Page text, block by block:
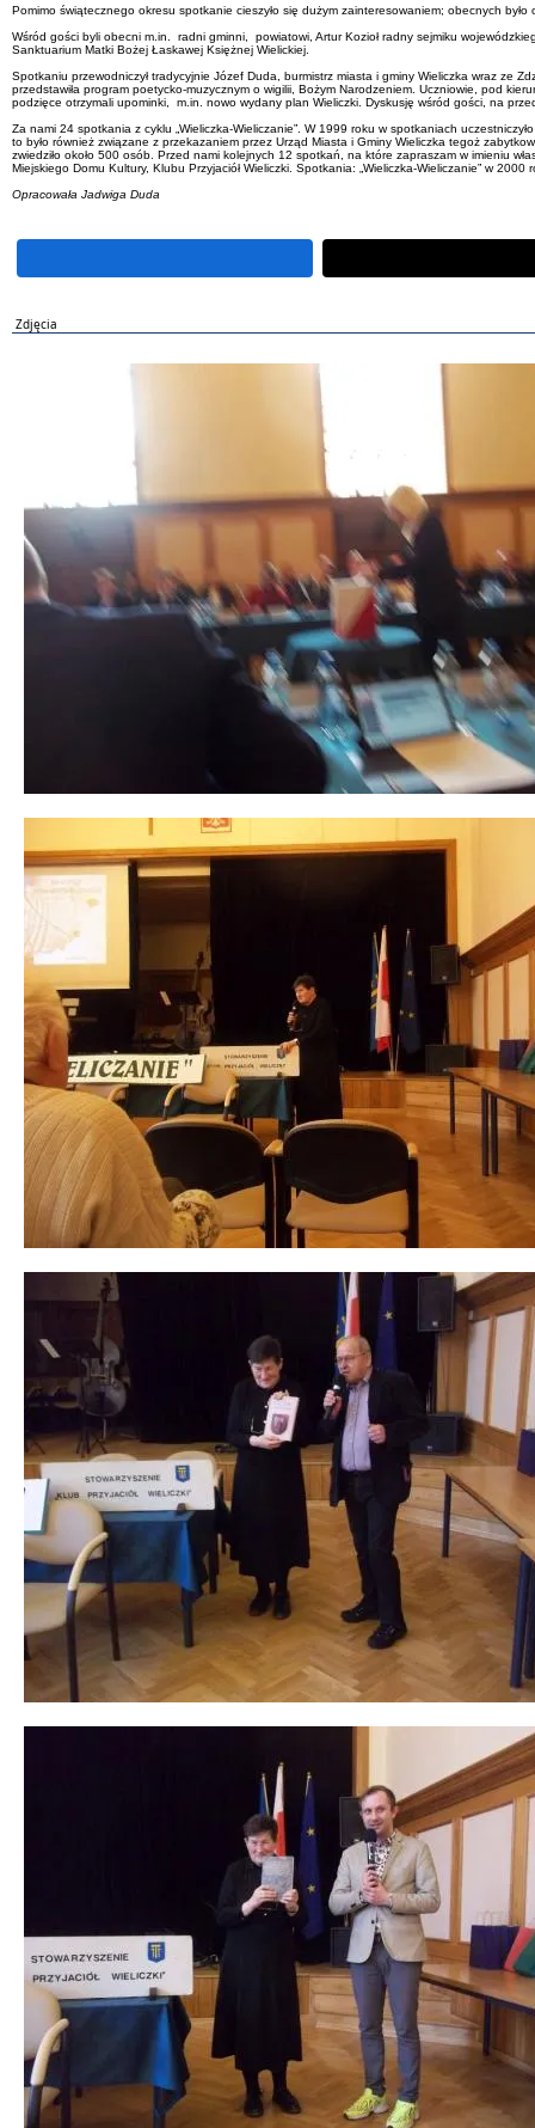
Pomimo świątecznego okresu spotkanie cieszyło się dużym zainteresowaniem; obecnych
Wśród gości byli obecni m.in. radni gminni, powiatowi, Artur Kozioł radny sejmiku
Sanktuarium Matki Bożej Łaskawej Księżnej Wielickiej.
Spotkaniu przewodniczył tradycyjnie Józef Duda, burmistrz miasta i gminy Wieliczka wraz ze
przedstawiła program poetycko-muzycznym o wigilii, Bożym Narodzeniem. Uczniowie, pod
podzięce otrzymali upominki, m.in. nowo wydany plan Wieliczki. Dyskusję wśród gości, na
Za nami 24 spotkania z cyklu „Wieliczka-Wieliczanie”. W 1999 roku w spotkaniach
to było również związane z przekazaniem przez Urząd Miasta i Gminy Wieliczka tegoż
zwiedziło około 500 osób. Przed nami kolejnych 12 spotkań, na które zapraszam w imieniu
Miejskiego Domu Kultury, Klubu Przyjaciół Wieliczki. Spotkania: „Wieliczka-Wieliczanie” w
Opracowała Jadwiga Duda
Zdjęcia